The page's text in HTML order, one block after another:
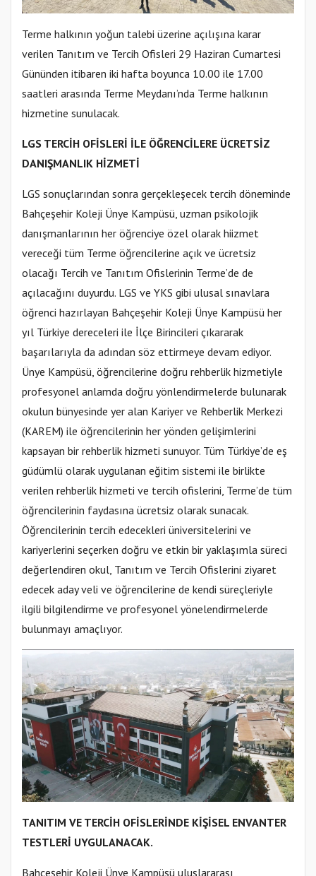
Terme halkının yoğun talebi üzerine açılışına karar
verilen Tanıtım ve Tercih Ofisleri 29 Haziran Cumartesi
Gününden itibaren iki hafta boyunca 10.00 ile 17.00
saatleri arasında Terme Meydanı’nda Terme halkının
hizmetine sunulacak.
LGS TERCİH OFİSLERİ İLE ÖĞRENCİLERE ÜCRETSİZ
DANIŞMANLIK HİZMETİ
LGS sonuçlarından sonra gerçekleşecek tercih döneminde
Bahçeşehir Koleji Ünye Kampüsü, uzman psikolojik
danışmanlarının her öğrenciye özel olarak hiizmet
vereceği tüm Terme öğrencilerine açık ve ücretsiz
olacağı Tercih ve Tanıtım Ofislerinin Terme’de de
açılacağını duyurdu. LGS ve YKS gibi ulusal sınavlara
öğrenci hazırlayan Bahçeşehir Koleji Ünye Kampüsü her
yıl Türkiye dereceleri ile İlçe Birincileri çıkararak
başarılarıyla da adından söz ettirmeye devam ediyor.
Ünye Kampüsü, öğrencilerine doğru rehberlik hizmetiyle
profesyonel anlamda doğru yönlendirmelerde bulunarak
okulun bünyesinde yer alan Kariyer ve Rehberlik Merkezi
(KAREM) ile öğrencilerinin her yönden gelişimlerini
kapsayan bir rehberlik hizmeti sunuyor. Tüm Türkiye’de eş
güdümlü olarak uygulanan eğitim sistemi ile birlikte
verilen rehberlik hizmeti ve tercih ofislerini, Terme’de tüm
öğrencilerinin faydasına ücretsiz olarak sunacak.
Öğrencilerinin tercih edecekleri üniversitelerini ve
kariyerlerini seçerken doğru ve etkin bir yaklaşımla süreci
değerlendiren okul, Tanıtım ve Tercih Ofislerini ziyaret
edecek aday veli ve öğrencilerine de kendi süreçleriyle
ilgili bilgilendirme ve profesyonel yönelendirmelerde
bulunmayı amaçlıyor.
TANITIM VE TERCİH OFİSLERİNDE KİŞİSEL ENVANTER
TESTLERİ UYGULANACAK.
Bahçeşehir Koleji Ünye Kampüsü uluslararası